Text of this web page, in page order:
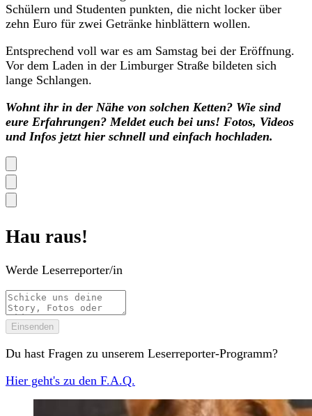
Schülern und Studenten punkten, die nicht locker über
zehn Euro für zwei Getränke hinblättern wollen.
Entsprechend voll war es am Samstag bei der Eröffnung.
Vor dem Laden in der Limburger Straße bildeten sich
lange Schlangen.
Wohnt ihr in der Nähe von solchen Ketten? Wie sind
eure Erfahrungen? Meldet euch bei uns! Fotos, Videos
und Infos jetzt hier schnell und einfach hochladen.
Hau raus!
Werde Leserreporter/in
Einsenden
Du hast Fragen zu unserem Leserreporter-Programm?
Hier geht's zu den F.A.Q.